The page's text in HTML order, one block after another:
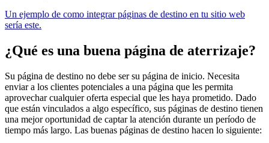
Un ejemplo de como integrar páginas de destino en tu sitio web
sería este.
¿Qué es una buena página de aterrizaje?
Su página de destino no debe ser su página de inicio. Necesita
enviar a los clientes potenciales a una página que les permita
aprovechar cualquier oferta especial que les haya prometido. Dado
que están vinculados a algo específico, sus páginas de destino tienen
una mejor oportunidad de captar la atención durante un período de
tiempo más largo. Las buenas páginas de destino hacen lo siguiente: